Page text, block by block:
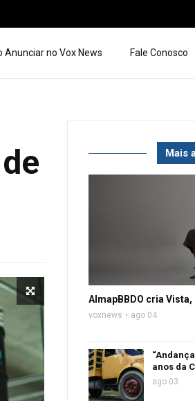
Anunciar no Vox News Fale Conosco
Mais
AlmapBBDO cria
voxnews ago 04
anos da
ago 03